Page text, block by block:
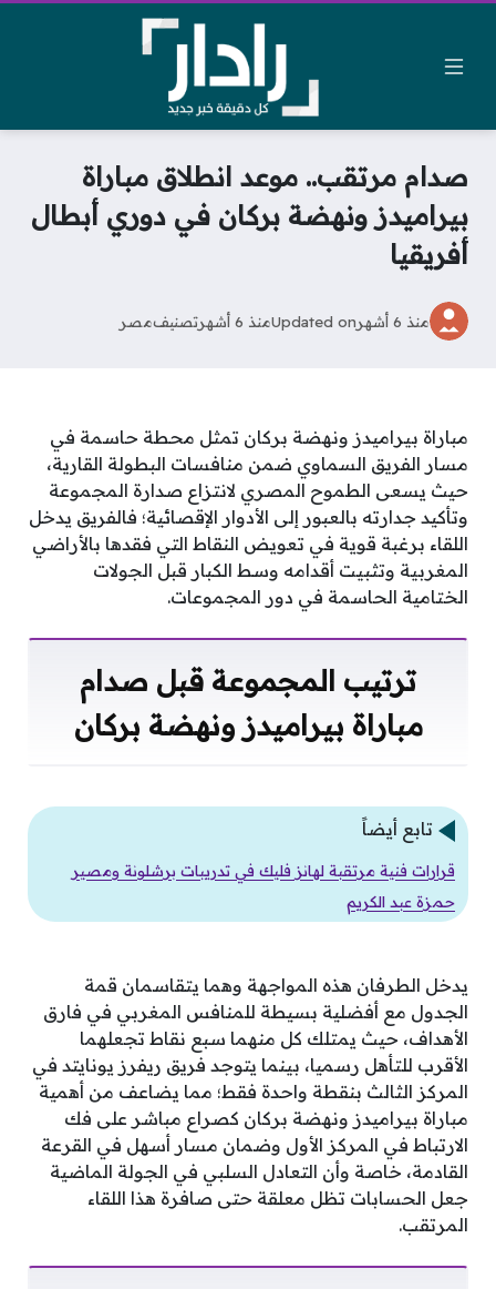
صدام مرتقب.. موعد انطلاق مباراة
بيراميدز ونهضة بركان في دوري أبطال
أفريقيا
منذ 6 أشهر Updated onمنذ 6 أشهر تصنيفمصر
مباراة بيراميدز ونهضة بركان تمثل محطة حاسمة في
مسار الفريق السماوي ضمن منافسات البطولة القارية،
حيث يسعى الطموح المصري لانتزاع صدارة المجموعة
وتأكيد جدارته بالعبور إلى الأدوار الإقصائية؛ فالفريق يدخل
اللقاء برغبة قوية في تعويض النقاط التي فقدها بالأراضي
المغربية وتثبيت أقدامه وسط الكبار قبل الجولات
الختامية الحاسمة في دور المجموعات.
ترتيب المجموعة قبل صدام
مباراة بيراميدز ونهضة بركان
تابع أيضاً
قرارات فنية مرتقبة لهانز فليك في تدريبات برشلونة ومصير
حمزة عبد الكريم
يدخل الطرفان هذه المواجهة وهما يتقاسمان قمة
الجدول مع أفضلية بسيطة للمنافس المغربي في فارق
الأهداف، حيث يمتلك كل منهما سبع نقاط تجعلهما
الأقرب للتأهل رسميا، بينما يتوجد فريق ريفرز يونايتد في
المركز الثالث بنقطة واحدة فقط؛ مما يضاعف من أهمية
مباراة بيراميدز ونهضة بركان كصراع مباشر على فك
الارتباط في المركز الأول وضمان مسار أسهل في القرعة
القادمة، خاصة وأن التعادل السلبي في الجولة الماضية
جعل الحسابات تظل معلقة حتى صافرة هذا اللقاء
المرتقب.